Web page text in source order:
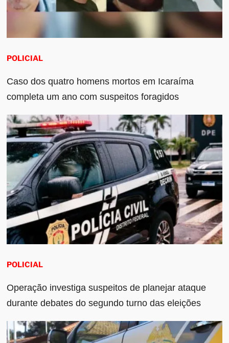
POLICIAL
Caso dos quatro homens mortos em Icaraíma
completa um ano com suspeitos foragidos
POLICIAL
Operação investiga suspeitos de planejar ataque
durante debates do segundo turno das eleições